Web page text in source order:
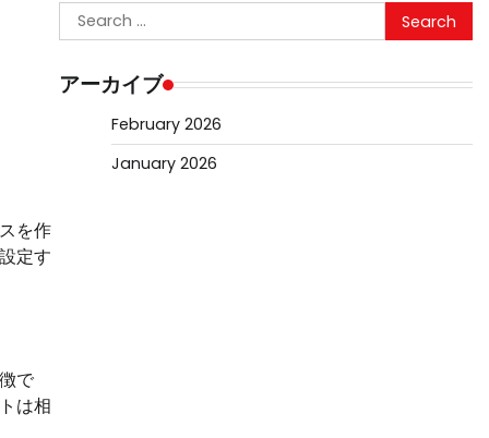
を作
定す
で
は相
Search
for:
アーカイブ
February 2026
January 2026